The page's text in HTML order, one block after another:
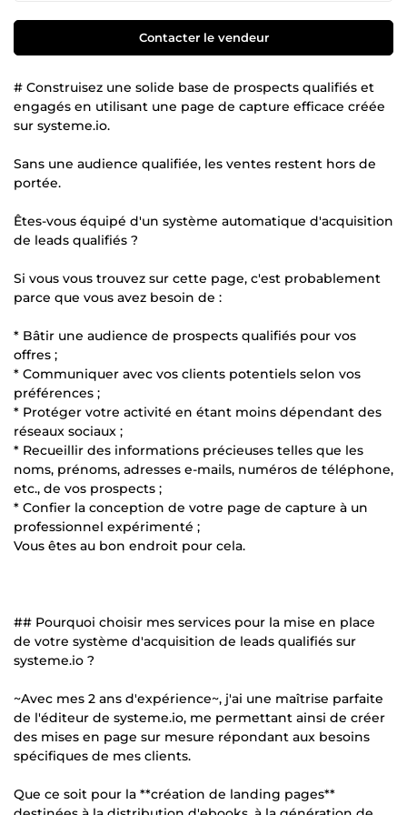
Contacter le vendeur
# Construisez une solide base de prospects qualifiés et
engagés en utilisant une page de capture efficace créée
sur systeme.io.
Sans une audience qualifiée, les ventes restent hors de
portée.
Êtes-vous équipé d'un système automatique d'acquisition
de leads qualifiés ?
Si vous vous trouvez sur cette page, c'est probablement
parce que vous avez besoin de :
* Bâtir une audience de prospects qualifiés pour vos
offres ;
* Communiquer avec vos clients potentiels selon vos
préférences ;
* Protéger votre activité en étant moins dépendant des
réseaux sociaux ;
* Recueillir des informations précieuses telles que les
noms, prénoms, adresses e-mails, numéros de téléphone,
etc., de vos prospects ;
* Confier la conception de votre page de capture à un
professionnel expérimenté ;
Vous êtes au bon endroit pour cela.
## Pourquoi choisir mes services pour la mise en place
de votre système d'acquisition de leads qualifiés sur
systeme.io ?
~Avec mes 2 ans d'expérience~, j'ai une maîtrise parfaite
de l'éditeur de systeme.io, me permettant ainsi de créer
des mises en page sur mesure répondant aux besoins
spécifiques de mes clients.
Que ce soit pour la **création de landing pages**